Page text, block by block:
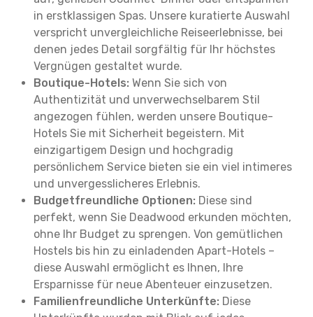
in erstklassigen Spas. Unsere kuratierte Auswahl
verspricht unvergleichliche Reiseerlebnisse, bei
denen jedes Detail sorgfältig für Ihr höchstes
Vergnügen gestaltet wurde.
Boutique-Hotels: Wenn Sie sich von
Authentizität und unverwechselbarem Stil
angezogen fühlen, werden unsere Boutique-
Hotels Sie mit Sicherheit begeistern. Mit
einzigartigem Design und hochgradig
persönlichem Service bieten sie ein viel intimeres
und unvergesslicheres Erlebnis.
Budgetfreundliche Optionen: Diese sind
perfekt, wenn Sie Deadwood erkunden möchten,
ohne Ihr Budget zu sprengen. Von gemütlichen
Hostels bis hin zu einladenden Apart-Hotels –
diese Auswahl ermöglicht es Ihnen, Ihre
Ersparnisse für neue Abenteuer einzusetzen.
Familienfreundliche Unterkünfte: Diese